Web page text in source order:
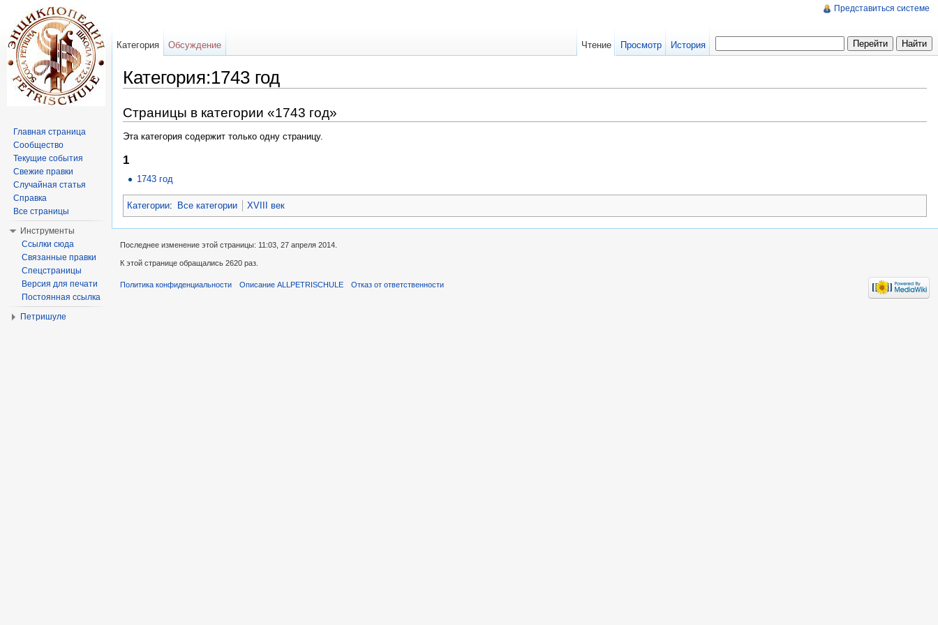
Категория:1743 год
Страницы в категории «1743 год»
Эта категория содержит только одну страницу.
1
1743 год
Категории: Все категории XVIII век
Представиться системе
Категория Обсуждение Чтение Просмотр История
Главная страница
Сообщество
Текущие события
Свежие правки
Случайная статья
Справка
Все страницы
Инструменты
Ссылки сюда
Связанные правки
Спецстраницы
Версия для печати
Постоянная ссылка
Петришуле
Последнее изменение этой страницы: 11:03, 27 апреля 2014.
К этой странице обращались 2620 раз.
Политика конфиденциальности Описание ALLPETRISCHULE Отказ от ответственности